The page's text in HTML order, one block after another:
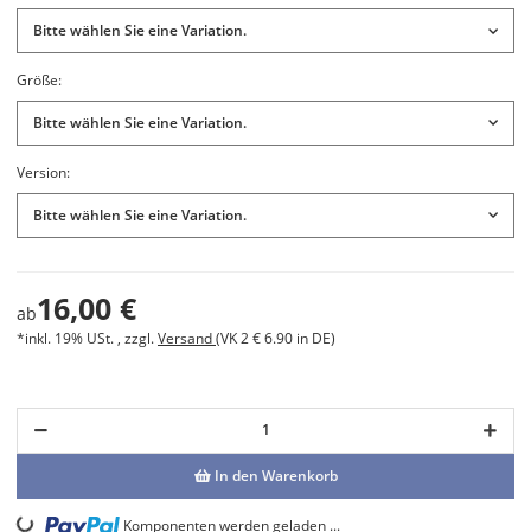
Bitte wählen Sie eine Variation.
Größe:
Bitte wählen Sie eine Variation.
Version:
Bitte wählen Sie eine Variation.
ab16,00 €
*inkl. 19% USt. , zzgl.Versand(VK 2 € 6.90 in DE)
In den Warenkorb
Loading... Komponenten werden geladen ...